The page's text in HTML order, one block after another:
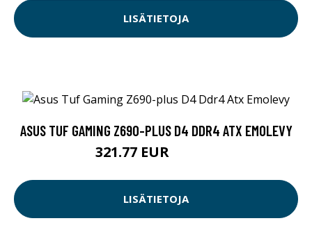
LISÄTIETOJA
ASUS TUF GAMING Z690-PLUS D4 DDR4 ATX EMOLEVY
321.77 EUR
LISÄTIETOJA